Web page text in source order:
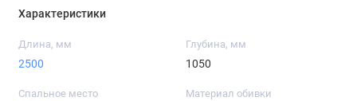
Характеристики
Длина, мм
2500
Глубина, мм
1050
Спальное место Материал обивки